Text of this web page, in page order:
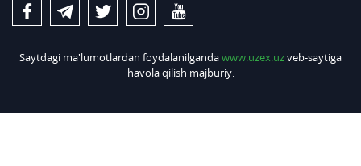
Saytdagi ma'lumotlardan foydalanilgandawww.uzex.uzveb-saytiga
havola qilish majburiy.